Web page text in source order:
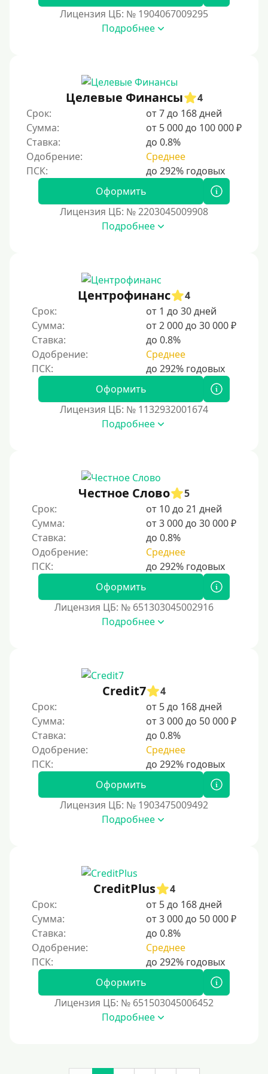
70000 руб
150000 руб
200000 руб
250000 руб
300000 руб
500000 руб
Мини займы
С помощью системы Юнистрим (Unistream)
На Вебмани
ВТБ
Виза (Visa)
На карту Кукуруза
Моментум (Momentum)
С помощью системы Контакт (Contact)
Золотая Корона
С использованием системы быстрых платежей (СБП)
Способы получения
Без активации сервиса
Не выходя из дома
Без посещения офиса
В офисе
В ломбарде
Роботы займов
Перевод денег на карту через Telegram
Без списания средств с вашей карты
Денежным переводом
На Юмани (ЮMoney)
На Яндекс Деньги
Без привязки карты
Кошелёк Киви (Qiwi)
Пополнение Киви-кошелька без СНИЛС
На кошельке Киви (Qiwi) имеются просроченные
Регистрация кошелька Киви доступна с 18 лет.
Пополнение Киви-кошелька для безработных:
доступные способы и возможности
для онлайн-платежей, переводов и управления
Лицензия ЦБ: № 1904067009295
Подробнее
Целевые Финансы
4
Срок:
от 7 до 168 дней
Сумма:
от 5 000 до 100 000 ₽
Ставка:
до 0.8%
Одобрение:
Среднее
Оформить
Лицензия ЦБ: № 2203045009908
Подробнее
Центрофинанс
4
Срок:
от 1 до 30 дней
Сумма:
от 2 000 до 30 000 ₽
Ставка:
до 0.8%
Одобрение:
Среднее
Оформить
Лицензия ЦБ: № 1132932001674
Подробнее
Честное Слово
5
Срок:
от 10 до 21 дней
Сумма:
от 3 000 до 30 000 ₽
Ставка:
до 0.8%
Одобрение:
Среднее
Оформить
Лицензия ЦБ: № 651303045002916
Подробнее
Credit7
4
Срок:
от 5 до 168 дней
Сумма:
от 3 000 до 50 000 ₽
Ставка:
до 0.8%
Одобрение:
Среднее
Оформить
Лицензия ЦБ: № 1903475009492
Подробнее
CreditPlus
4
Срок:
от 5 до 168 дней
Сумма:
от 3 000 до 50 000 ₽
Ставка:
до 0.8%
Одобрение:
Среднее
Оформить
Лицензия ЦБ: № 651503045006452
Подробнее